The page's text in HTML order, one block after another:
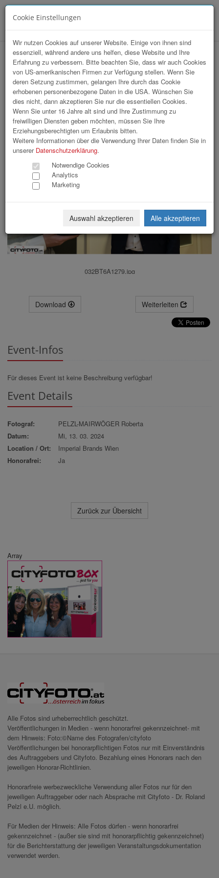
hr-lounge Ost zu Gast bei Imperial
Brands/Imperial Tobacco Austria
Marketing GmbH
032BT6A1279.jpg
Download Weiterleiten
Event-Infos
Für dieses Event ist keine Beschreibung verfügbar!
Event Details
Fotograf:
PELZL-MAIRWÖGER Roberta
Datum:
Mi, 13. 03. 2024
Location / Ort:
Imperial Brands Wien
Honorafrei:
Ja
Zurück zur Übersicht
Array
Alle Fotos sind urheberrechtlich geschützt.
Veröffentlichungen in Medien - wenn honorarfrei gekennzeichnet- mit
dem Hinweis: Foto:©Name des Fotografen/cityfoto
Veröffentlichungen bei honorarpflichtigen Fotos nur mit Einverständnis
des Auftraggebers und Cityfoto. Bezahlung eines Honorars nach den
jeweiligen Honorar-Richtlinien.
Honorarfreie werbezweckliche Verwendung aller Fotos nur für den
jeweiligen Auftraggeber oder nach Absprache mit Cityfoto - Dr. Roland
Pelzl e.U. möglich.
Für Medien der Hinweis: Alle Fotos dürfen - wenn honorarfrei
gekennzeichnet - (außer sie sind mit honorarpflichtig gekennzeichnet)
für die Berichterstattung der jeweiligen Veranstaltungsdokumentation
verwendet werden.
Cookie Einstellungen
Wir nutzen Cookies auf unserer Website. Einige von ihnen sind
essenziell, während andere uns helfen, diese Website und Ihre
Erfahrung zu verbessern. Bitte beachten Sie, dass wir auch Cookies
von US-amerikanischen Firmen zur Verfügung stellen. Wenn Sie
deren Setzung zustimmen, gelangen Ihre durch das Cookie
erhobenen personenbezogene Daten in die USA. Wünschen Sie
dies nicht, dann akzeptieren Sie nur die essentiellen Cookies.
Wenn Sie unter 16 Jahre alt sind und Ihre Zustimmung zu
freiwilligen Diensten geben möchten, müssen Sie Ihre
Erziehungsberechtigten um Erlaubnis bitten.
Weitere Informationen über die Verwendung Ihrer Daten finden Sie in
unserer Datenschutzerklärung.
Notwendige Cookies
Analytics
Marketing
Auswahl akzeptieren Alle akzeptieren